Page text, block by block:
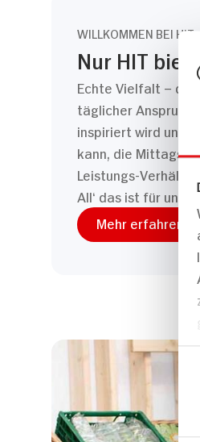
WILLKOMMEN BEI HIT
Nur HIT
Echte Vielfalt – das
täglicher Anspruch.
inspiriert wird und
kann, die
Leistungs-
All‘ das ist für uns
Mehr erfahren